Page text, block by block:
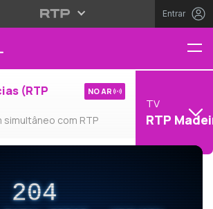
Entrar
(RTP
simultâneo com RTP
NO AR
TV
RTP
204